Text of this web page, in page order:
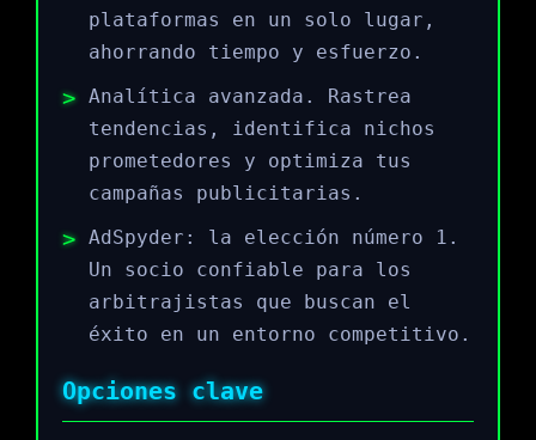
plataformas en un solo lugar,
ahorrando tiempo y esfuerzo.
Analítica avanzada. Rastrea
tendencias, identifica nichos
prometedores y optimiza tus
campañas publicitarias.
AdSpyder: la elección número 1.
Un socio confiable para los
arbitrajistas que buscan el
éxito en un entorno competitivo.
Opciones clave